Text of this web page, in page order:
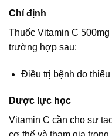
Chỉ định
Thuốc Vitamin C
trường hợp sau:
Điều trị bệnh do
Dược lực học
Vitamin C cần cho sự